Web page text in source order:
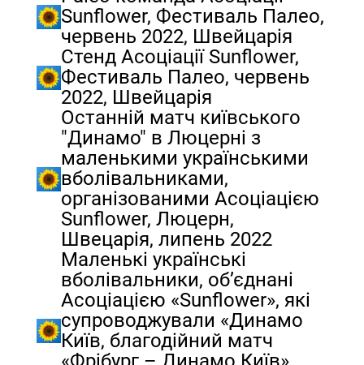
Sunflower, Фестиваль Палео,
червень 2022, Швейцарія
Стенд Асоціації Sunflower,
Фестиваль Палео, червень
2022, Швейцарія
Останній матч київського
"Динамо" в Люцерні з
маленькими українськими
вболівальниками,
організованими Асоціацією
Sunflower, Люцерн,
Швецарія, липень 2022
Маленькі українські
вболівальники, об’єднані
Асоціацією «Sunflower», які
супроводжували «Динамо
Київ, благодійний матч